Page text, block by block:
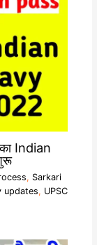
Indian
, Sarkari
updates, UPSC